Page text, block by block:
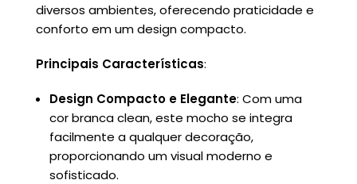
diversos ambientes, oferecendo praticidade e
conforto em um design compacto.
Principais Características:
Design Compacto e Elegante: Com uma
cor branca clean, este mocho se integra
facilmente a qualquer decoração,
proporcionando um visual moderno e
sofisticado.